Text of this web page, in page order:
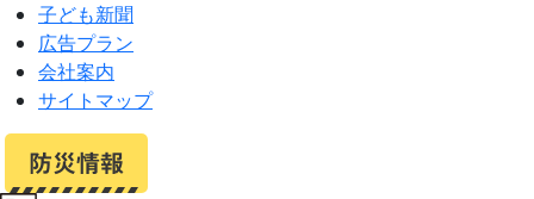
子ども新聞
広告プラン
会社案内
サイトマップ